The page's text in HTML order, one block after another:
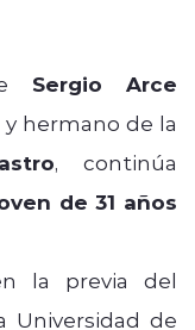
Sergio Arce
y hermano de la
, continúa
de 31 años
la previa del
Universidad de